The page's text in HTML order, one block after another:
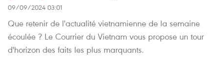
09/09/2024 03:01
Que retenir de l'actualité vietnamienne de la semaine
écoulée ? Le Courrier du Vietnam vous propose un tour
d'horizon des faits les plus marquants.